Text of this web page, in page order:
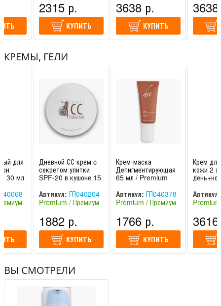
2315 р.
КУПИТЬ
3638 р.
КУПИТЬ
КРЕМЫ, ГЕЛИ
для
30 мл
/
Дневной СС крем c
секретом улитки
SPF-20 в кушоне 15
мл Secret Cream
CC / Premium
Homework
Артикул: ГП040204
Premium / Премиум
1882 р.
КУПИТЬ
Крем-маска
Депигментирующая
65 мл / Premium
Homework
Артикул: ГП040378
Premium / Премиум
1766 р.
КУПИТЬ
Крем
кожи 2
Артикул:
ВЫ СМОТРЕЛИ